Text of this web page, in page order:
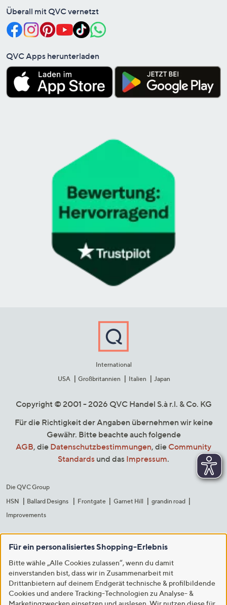
Überall mit QVC vernetzt
QVC Apps herunterladen
International
USA
Großbritannien Italien Japan
Copyright © 2001 - 2026 QVC Handel S.à r.l. & Co. KG
Für die Richtigkeit der Angaben übernehmen wir keine
Gewähr. Bitte beachte auch folgende
AGB, die Datenschutzbestimmungen, die Community
Standards und das Impressum.
Die QVC Group
HSN
Ballard Designs Frontgate Garnet Hill
grandin road
Improvements
Für ein personalisiertes Shopping-Erlebnis
Bitte wähle „Alle Cookies zulassen“, wenn du damit
einverstanden bist, dass wir in Zusammenarbeit mit
Drittanbietern auf deinem Endgerät technische & profilbildende
Cookies und andere Tracking-Technologien zu Analyse- &
Marketingzwecken einsetzen und auslesen. Wir nutzen diese für